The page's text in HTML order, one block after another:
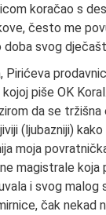
koračao s
često me
doba svog
Pirićeva
piše OK
da se
(ljubazniji)
moja
magistrale koja
i svog malog
čak nekad